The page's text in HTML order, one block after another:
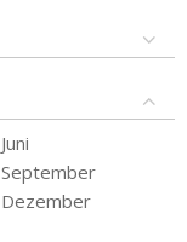
Juni
September
Dezember